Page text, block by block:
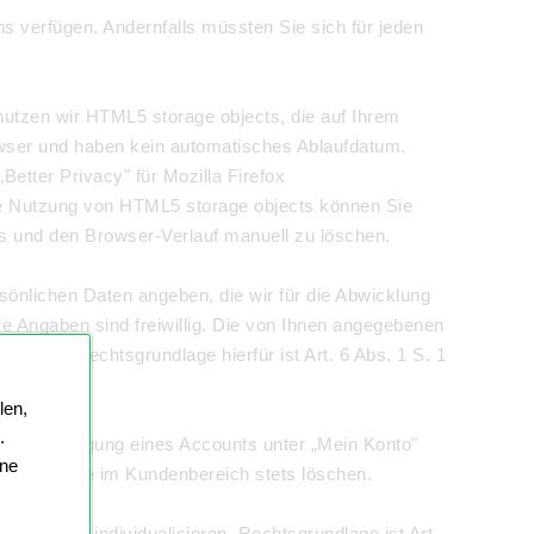
verfügen. Andernfalls müssten Sie sich für jeden
wir HTML5 storage objects, die auf Ihrem
und haben kein automatisches Ablaufdatum.
Privacy" für Mozilla Firefox
von HTML5 storage objects können Sie
den Browser-Verlauf manuell zu löschen.
Daten angeben, die wir für die Abwicklung
Angaben sind freiwillig. Die von Ihnen angegebenen
Rechtsgrundlage hierfür ist Art. 6 Abs. 1 S. 1
Anlegung eines Accounts unter „Mein Konto"
Sie im Kundenbereich stets löschen.